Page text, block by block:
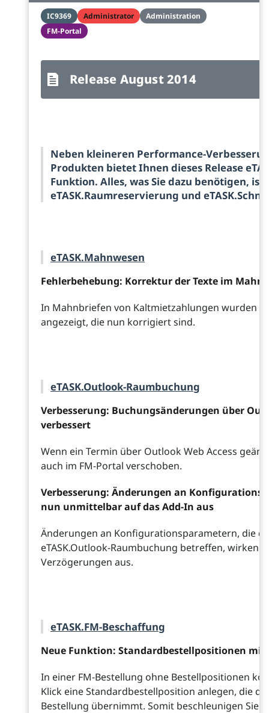
IC9369 Administrator
Administration
FM-Portal
Release August 2014
Neben kleineren Performance-
Produkten bietet Ihnen dieses Release
Funktion. Alles, was Sie dazu benötigen, ist
eTASK.Raumreservierung und
eTASK.Mahnwesen
Fehlerbehebung: Korrektur der Texte im
In Mahnbriefen von Kaltmietzahlungen wurden
angezeigt, die nun korrigiert sind.
eTASK.Outlook-Raumbuchung
Verbesserung: Buchungsänderungen über
verbessert
Wenn ein Termin über Outlook Web Access
auch im FM-Portal verschoben.
Verbesserung: Änderungen an
nun unmittelbar auf das Add-In aus
Änderungen an Konfigurationsparametern, die
eTASK.Outlook-Raumbuchung betreffen, wirken
Verzögerungen aus.
eTASK.FM-Beschaffung
Neue Funktion: Standardbestellpositionen mit
In einer FM-Bestellung ohne Bestellpositionen
Klick eine Standardbestellposition anlegen, die
Bestellung übernimmt. Somit beschleunigen Sie